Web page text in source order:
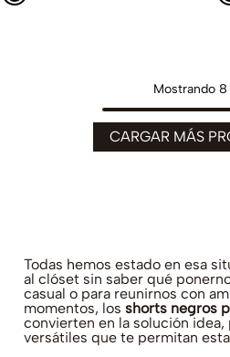
Mostrando 8
Todas hemos estado en esa
al clóset sin saber qué
casual o para reunirnos con
momentos, losshorts negros
convierten en la solución idea,
versátiles que te permitan